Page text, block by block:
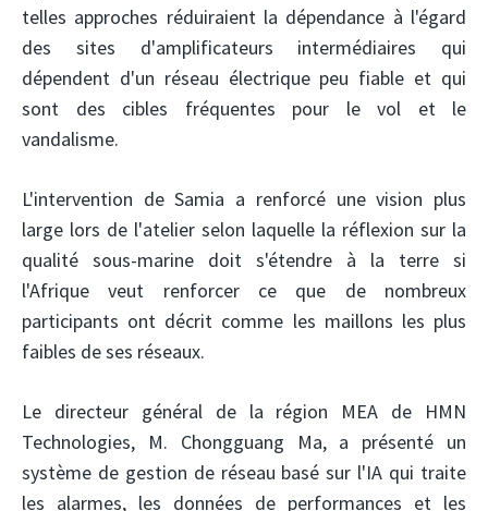
telles approches réduiraient la dépendance à l'égard
des sites d'amplificateurs intermédiaires qui
dépendent d'un réseau électrique peu fiable et qui
sont des cibles fréquentes pour le vol et le
vandalisme.
L'intervention de Samia a renforcé une vision plus
large lors de l'atelier selon laquelle la réflexion sur la
qualité sous-marine doit s'étendre à la terre si
l'Afrique veut renforcer ce que de nombreux
participants ont décrit comme les maillons les plus
faibles de ses réseaux.
Le directeur général de la région MEA de HMN
Technologies, M. Chongguang Ma, a présenté un
système de gestion de réseau basé sur l'IA qui traite
les alarmes, les données de performances et les